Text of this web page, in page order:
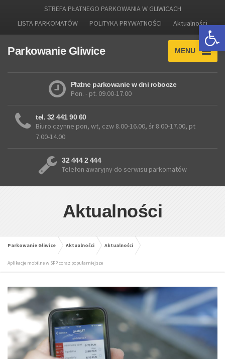
STREFA PŁATNEGO PARKOWANIA W GLIWICACH
LISTA PARKOMATÓW
POLITYKA PRYWATNOŚCI Aktualności
Parkowanie Gliwice MENU
Płatne parkowanie w dni robocze
Pon. - pt. 09.00-17.00
tel. 32 441 90 60
Biuro czynne pon, wt, czw 8.00-16.00, śr 8.00-17.00, pt
7.00-14.00
32 444 2 444
Telefon awaryjny do serwisu parkomatów
Aktualności
Parkowanie Gliwice Aktualności Aktualności
Aplikacje mobilne w SPP coraz popularniejsze